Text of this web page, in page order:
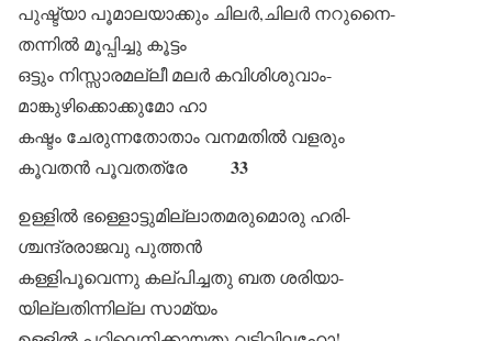
പുഷ്ട്യാ പൂമാലയാക്കും ചിലർ,ചിലർ നറുനൈ-
തന്നിൽ മൂപ്പിച്ചു കൂട്ടം
ഒട്ടും നിസ്സാരമല്ലീ മലർ കവിശിശുവാം-
മാങ്കുഴിക്കൊക്കുമോ ഹാ
കഷ്ടം ചേരുന്നതോതാം വനമതിൽ വളരും
കൂവതൻ പൂവതത്രേ
33
ഉള്ളിൽ ഭള്ളൊട്ടുമില്ലാതമരുമൊരു ഹരി-
ശ്ചന്ദ്രരാജവു പുത്തൻ
കള്ളിപൂവെന്നു കല്പിച്ചതു ബത ശരിയാ-
യില്ലതിന്നില്ല സാമ്യം